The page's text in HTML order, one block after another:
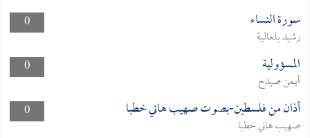
0
سورة النساء
رشيد بلعالية
0
المسؤولية
أيمن صيدح
0
أذان من فلسطين-بصوت صهيب هاني خطبا
صهيب هاني خطبا